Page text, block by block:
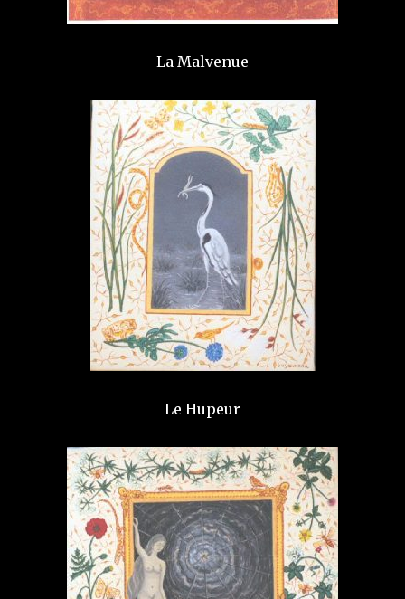
La Malvenue
Le Hupeur